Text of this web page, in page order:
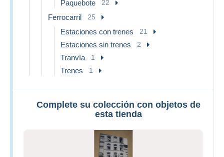
Paquebote 22
Ferrocarril 25
Estaciones con trenes 21
Estaciones sin trenes 2
Tranvía 1
Trenes 1
Complete su colección con objetos de
esta tienda